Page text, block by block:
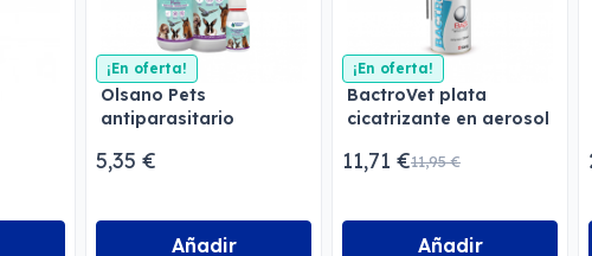
¡En oferta!
Olsano Pets
antiparasitario
5,35 €
Añadir
¡En oferta!
BactroVet plata
cicatrizante en aerosol
11,71 €11,95 €
Añadir